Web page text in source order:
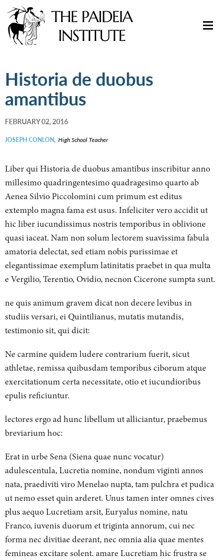
Historia de duobus
amantibus
FEBRUARY 02, 2016
JOSEPH CONLON High School Teacher
Liber qui Historia de duobus amantibus inscribitur anno
millesimo quadringentesimo quadragesimo quarto ab
Aenea Silvio Piccolomini cum primum est editus
extemplo magna fama est usus. Infeliciter vero accidit ut
hic liber iucundissimus nostris temporibus in oblivione
quasi iaceat. Nam non solum lectorem suavissima fabula
amatoria delectat, sed etiam nobis purissimae et
elegantissimae exemplum latinitatis praebet in qua multa
e Vergilio, Terentio, Ovidio, necnon Cicerone sumpta sunt.
ne quis animum gravem dicat non decere levibus in
studiis versari, ei Quintilianus, mutatis mutandis,
testimonio sit, qui dicit:
Ne carmine quidem ludere contrarium fuerit, sicut
athletae, remissa quibusdam temporibus ciborum atque
exercitationum certa necessitate, otio et iucundioribus
epulis reficiuntur.
lectores ergo ad hunc libellum ut alliciantur, praebemus
breviarium hoc:
Erat in urbe Sena (Siena quae nunc vocatur)
adulescentula, Lucretia nomine, nondum viginti annos
nata, praediviti viro Menelao nupta, tam pulchra et pudica
ut nemo esset quin arderet. Unus tamen inter omnes cives
plus aequo Lucretiam arsit, Euryalus nomine, natu
Franco, iuvenis duorum et triginta annorum, cui nec
forma nec divitiae deerant, nec omnia alia quae mentes
femineas excitare solent. amare Lucretiam hic frustra se